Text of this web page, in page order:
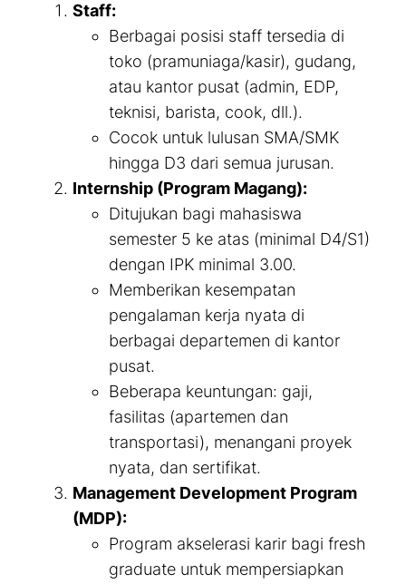
Staff:
Berbagai posisi staff tersedia di
toko (pramuniaga/kasir), gudang,
atau kantor pusat (admin, EDP,
teknisi, barista, cook, dll.).
Cocok untuk lulusan SMA/SMK
hingga D3 dari semua jurusan.
Internship (Program Magang):
Ditujukan bagi mahasiswa
semester 5 ke atas (minimal D4/S1)
dengan IPK minimal 3.00.
Memberikan kesempatan
pengalaman kerja nyata di
berbagai departemen di kantor
pusat.
Beberapa keuntungan: gaji,
fasilitas (apartemen dan
transportasi), menangani proyek
nyata, dan sertifikat.
Management Development Program
(MDP):
Program akselerasi karir bagi fresh
graduate untuk mempersiapkan